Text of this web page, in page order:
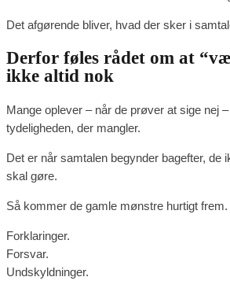
Det afgørende bliver, hvad der sker i
Derfor føles rådet om at
ikke altid nok
Mange oplever – når de prøver at sige nej
tydeligheden, der mangler.
Det er når samtalen begynder bagefter, de
skal gøre.
Så kommer de gamle mønstre hurtigt frem.
Forklaringer.
Forsvar.
Undskyldninger.